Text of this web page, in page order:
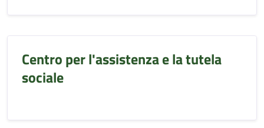
Centro per l'assistenza e la tutela
sociale